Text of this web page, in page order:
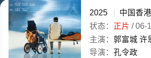
2025 中国香港
状态： 正片 /06-
主演： 郭富城 许
导演： 孔令政